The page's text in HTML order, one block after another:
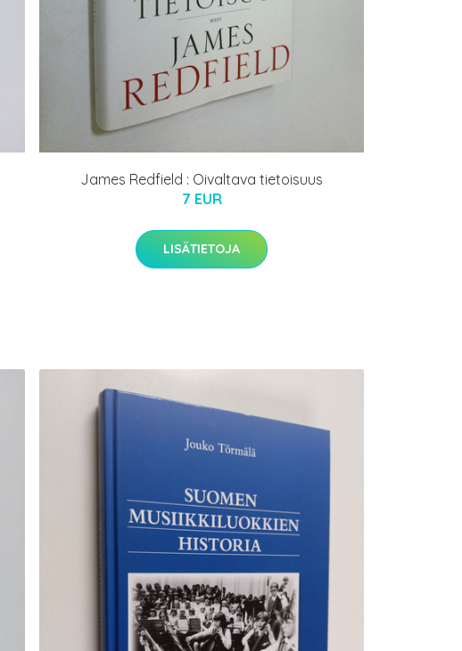
James Redfield : Oivaltava tietoisuus
7 EUR
LISÄTIETOJA